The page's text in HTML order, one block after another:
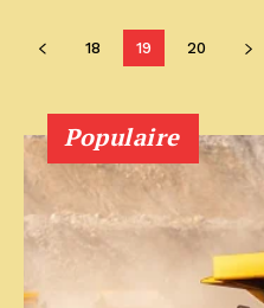
18 19 20
Populaire